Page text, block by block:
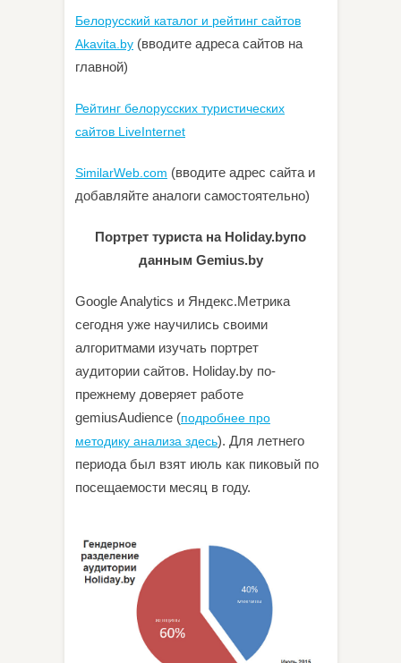
Белорусский каталог и рейтинг сайтов
Akavita.by (вводите адреса сайтов на
главной)
Рейтинг белорусских туристических
сайтов LiveInternet
SimilarWeb.com (вводите адрес сайта и
добавляйте аналоги самостоятельно)
Портрет туриста на Holiday.byпо
данным Gemius.by
Google Analytics и Яндекс.Метрика
сегодня уже научились своими
алгоритмами изучать портрет
аудитории сайтов. Holiday.by по-
прежнему доверяет работе
gemiusAudience (подробнее про
методику анализа здесь). Для летнего
периода был взят июль как пиковый по
посещаемости месяц в году.